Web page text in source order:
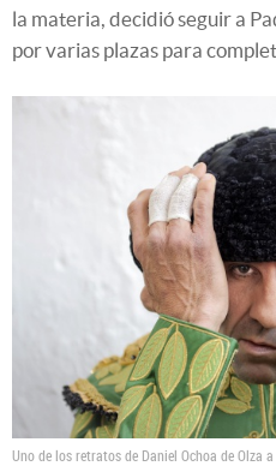
la materia, decidió seguir a
por varias plazas para
Uno de los retratos de Daniel Ochoa de Olza